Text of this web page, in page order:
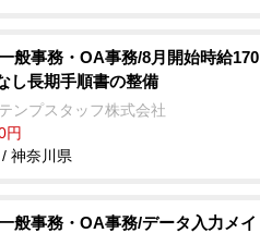
般事務・OA事務/8月開始時給170
し長期手順書の整備
ンプスタッフ株式会社
円
神奈川県
般事務・OA事務/データ入力メイ